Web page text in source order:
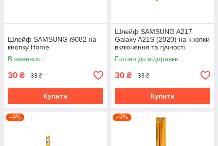
Шлейф SAMSUNG i9082 на
кнопку Home
В наявності
30 ₴ 33 ₴
Купити
Шлейф SAMSUNG A217
Galaxy A21S (2020) на кнопки
включення та гучності
Готово до відправки
30 ₴ 33 ₴
Купити
–9% –9%